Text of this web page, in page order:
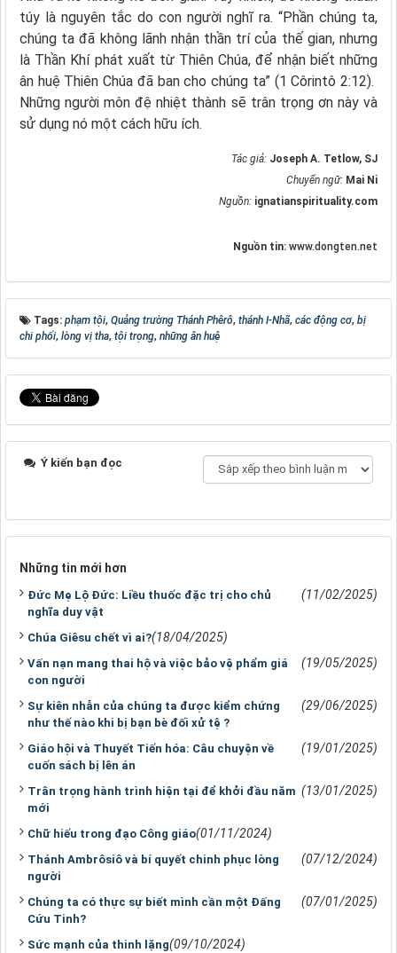
túy là nguyên tắc do con người nghĩ ra. “Phần chúng ta,
chúng ta đã không lãnh nhận thần trí của thế gian, nhưng
là Thần Khí phát xuất từ Thiên Chúa, để nhận biết những
ân huệ Thiên Chúa đã ban cho chúng ta” (1 Côrintô 2:12).
Những người môn đệ nhiệt thành sẽ trân trọng ơn này và
sử dụng nó một cách hữu ích.
Tác giả: Joseph A. Tetlow, SJ
Chuyển ngữ: Mai Ni
Nguồn: ignatianspirituality.com
Nguồn tin: www.dongten.net
Tags: phạm tội, Quảng trường Thánh Phêrô, thánh I-Nhã, các động cơ, bị
chi phối, lòng vị tha, tội trọng, những ân huệ
Ý kiến bạn đọc
Những tin mới hơn
Đức Mẹ Lộ Đức: Liều thuốc đặc trị cho chủ
nghĩa duy vật
(11/02/2025)
Chúa Giêsu chết vì ai?(18/04/2025)
Vấn nạn mang thai hộ và việc bảo vệ phẩm giá
con người
(19/05/2025)
Sự kiên nhẫn của chúng ta được kiểm chứng
như thế nào khi bị bạn bè đối xử tệ ?
(29/06/2025)
Giáo hội và Thuyết Tiến hóa: Câu chuyện về
cuốn sách bị lên án
(19/01/2025)
Trân trọng hành trình hiện tại để khởi đầu năm
mới
(13/01/2025)
Chữ hiếu trong đạo Công giáo(01/11/2024)
Thánh Ambrôsiô và bí quyết chinh phục lòng
người
(07/12/2024)
Chúng ta có thực sự biết mình cần một Đấng
Cứu Tinh?
(07/01/2025)
Sức mạnh của thinh lặng(09/10/2024)